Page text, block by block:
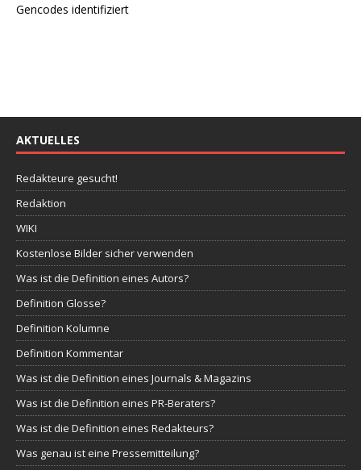
Gencodes identifiziert
AKTUELLES
Redakteure gesucht!
Redaktion
WIKI
Kostenlose Bilder sicher verwenden
Was ist die Definition eines Autors?
Definition Glosse?
Definition Kolumne
Definition Kommentar
Was ist die Definition eines Journals & Magazins
Was ist die Definition eines PR-Beraters?
Was ist die Definition eines Redakteurs?
Was genau ist eine Pressemitteilung?